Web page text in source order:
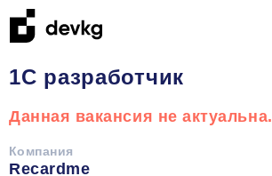
1С разработчик
Данная вакансия не актуальна.
Компания
Recardme